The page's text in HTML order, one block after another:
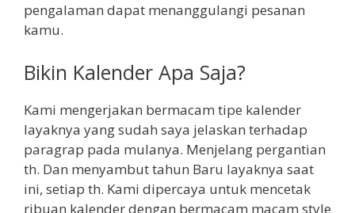
pengalaman dapat menanggulangi pesanan
kamu.
Bikin Kalender Apa Saja?
Kami mengerjakan bermacam tipe kalender
layaknya yang sudah saya jelaskan terhadap
paragrap pada mulanya. Menjelang pergantian
th. Dan menyambut tahun Baru layaknya saat
ini, setiap th. Kami dipercaya untuk mencetak
ribuan kalender dengan bermacam macam style